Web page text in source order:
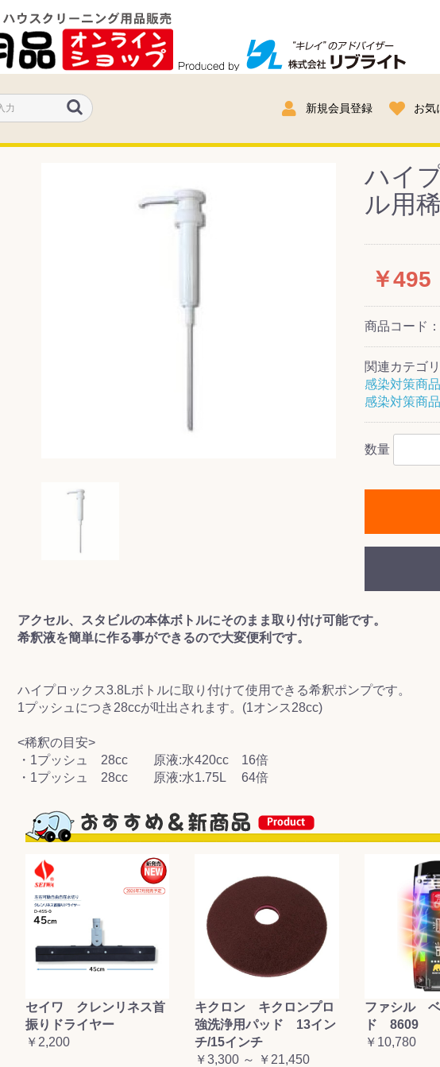
新規会員登録 お気
ンタッチ式モップ
切りドライヤー
の他アタッチメント
ドライバキューム
アップライトバキューム
コードレスタイプ
ハンディポリッシャー
去剤
き剤
り
カップ
除去
&中和剤&前処理
ール
ート
ハイ
ル用
￥495
商品コード：
関連カテゴリ
感染対策商品
感染対策商品
数量
アクセル、スタビルの本体ボトルにそのまま取り付け可能です。
希釈液を簡単に作る事ができるので大変便利です。
ハイプロックス3.8Lボトルに取り付けて使用できる希釈ポンプです。
1プッシュにつき28ccが吐出されます。(1オンス28cc)
<稀釈の目安>
・1プッシュ 28cc 原液:水420cc 16倍
・1プッシュ 28cc 原液:水1.75L 64倍
セイワ クレンリネス首
振りドライヤー
￥2,200
キクロン キクロンプロ
強洗浄用パッド 13イン
チ/15インチ
￥3,300 ～ ￥21,450
ファシル
ド 8609
￥10,780